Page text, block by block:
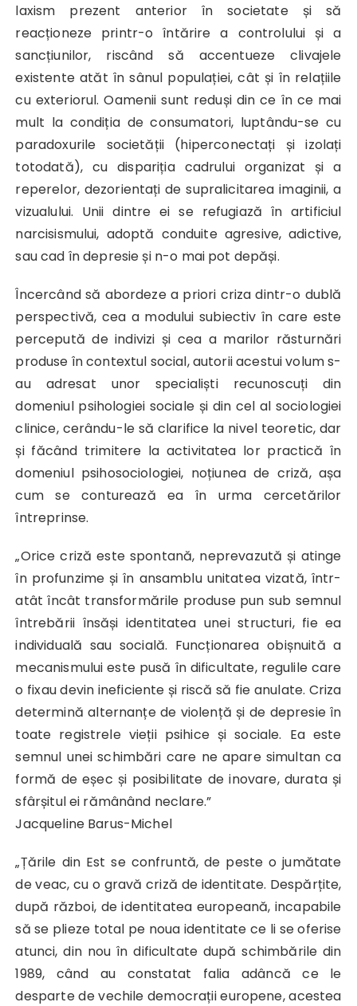
laxism prezent anterior în societate și să
reacționeze printr-o întărire a controlului și a
sancțiunilor, riscând să accentueze clivajele
existente atăt în sânul populației, cât și în relațiile
cu exteriorul. Oamenii sunt reduși din ce în ce mai
mult la condiția de consumatori, luptându-se cu
paradoxurile societății (hiperconectați și izolați
totodată), cu dispariția cadrului organizat și a
reperelor, dezorientați de supralicitarea imaginii, a
vizualului. Unii dintre ei se refugiază în artificiul
narcisismului, adoptă conduite agresive, adictive,
sau cad în depresie și n-o mai pot depăși.
Încercând să abordeze a priori criza dintr-o dublă
perspectivă, cea a modului subiectiv în care este
percepută de indivizi și cea a marilor răsturnări
produse în contextul social, autorii acestui volum s-
au adresat unor specialiști recunoscuți din
domeniul psihologiei sociale și din cel al sociologiei
clinice, cerându-le să clarifice la nivel teoretic, dar
și făcând trimitere la activitatea lor practică în
domeniul psihosociologiei, noțiunea de criză, așa
cum se conturează ea în urma cercetărilor
întreprinse.
„Orice criză este spontană, neprevazută și atinge
în profunzime și în ansamblu unitatea vizată, într-
atât încât transformările produse pun sub semnul
întrebării însăși identitatea unei structuri, fie ea
individuală sau socială. Funcționarea obișnuită a
mecanismului este pusă în dificultate, regulile care
o fixau devin ineficiente și riscă să fie anulate. Criza
determină alternanțe de violență și de depresie în
toate registrele vieții psihice și sociale. Ea este
semnul unei schimbări care ne apare simultan ca
formă de eșec și posibilitate de inovare, durata și
sfârșitul ei rămânând neclare.”
Jacqueline Barus-Michel
„Țările din Est se confruntă, de peste o jumătate
de veac, cu o gravă criză de identitate. Despărțite,
după război, de identitatea europeană, incapabile
să se plieze total pe noua identitate ce li se oferise
atunci, din nou în dificultate după schimbările din
1989, când au constatat falia adâncă ce le
desparte de vechile democrații europene, acestea